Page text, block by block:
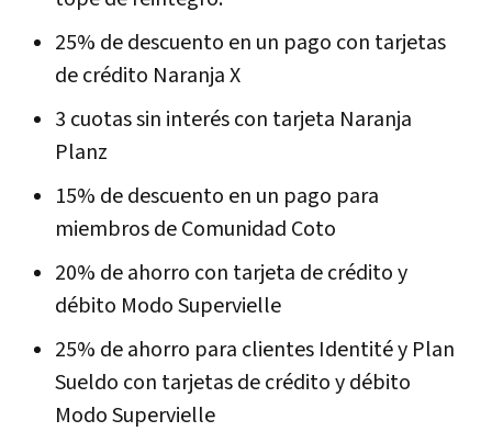
25% de descuento en un pago con tarjetas
de crédito Naranja X
3 cuotas sin interés con tarjeta Naranja
Planz
15% de descuento en un pago para
miembros de Comunidad Coto
20% de ahorro con tarjeta de crédito y
débito Modo Supervielle
25% de ahorro para clientes Identité y Plan
Sueldo con tarjetas de crédito y débito
Modo Supervielle